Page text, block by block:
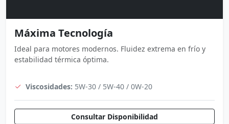
Máxima Tecnología
Ideal para motores modernos. Fluidez extrema en frío y
estabilidad térmica óptima.
Viscosidades: 5W-30 / 5W-40 / 0W-20
Consultar Disponibilidad